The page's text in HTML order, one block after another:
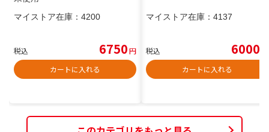
マイストア在庫： 4200
税込 6750円
カートに入れる
マイストア在庫： 4137
税込 6000
カートに入れる